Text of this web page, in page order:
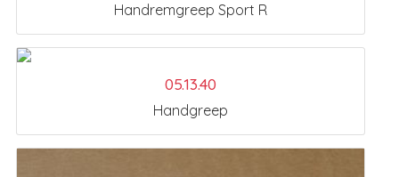
Handremgreep Sport R
05.13.40
Handgreep